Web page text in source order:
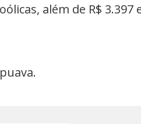
além de R$ 3.397